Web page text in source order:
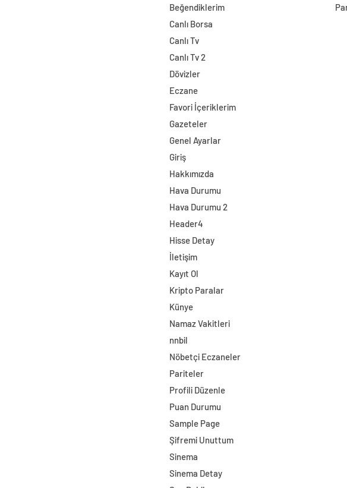
Beğendiklerim
Canlı Borsa
Canlı Tv
Canlı Tv 2
Dövizler
Eczane
Favori İçeriklerim
Gazeteler
Genel Ayarlar
Giriş
Hakkımızda
Hava Durumu
Hava Durumu 2
Header4
Hisse Detay
İletişim
Kayıt Ol
Kripto Paralar
Künye
Namaz Vakitleri
nnbil
Nöbetçi Eczaneler
Pariteler
Profili Düzenle
Puan Durumu
Sample Page
Şifremi Unuttum
Sinema
Sinema Detay